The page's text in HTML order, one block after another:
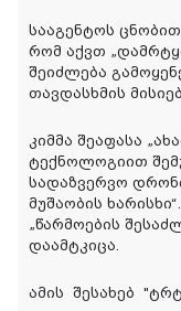
სააგენტოს
რომ აქვთ
შეიძლება
თავდასხმის
კიმმა შეაფასა
ტექნოლოგიით
სადაზვერვო
მუშაობის
„წარმოების
დაამტკიცა.
ამის შესახებ "ტრტ